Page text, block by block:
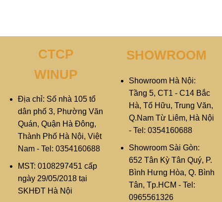
CTCP
WINUP
Địa chỉ: Số nhà 105 tổ
dân phố 3, Phường Văn
Quán, Quận Hà Đông,
Thành Phố Hà Nội, Việt
Nam - Tel: 0354160688
MST: 0108297451 cấp
ngày 29/05/2018 tại
SKHĐT Hà Nội
SHOWROOM
Showroom Hà Nội:
Tầng 5, CT1 - C14 Bắc
Hà, Tố Hữu, Trung Văn,
Q.Nam Từ Liêm, Hà Nội
- Tel: 0354160688
Showroom Sài Gòn:
652 Tân Kỳ Tân Quý, P.
Bình Hưng Hòa, Q. Bình
Tân, Tp.HCM - Tel:
0965561326